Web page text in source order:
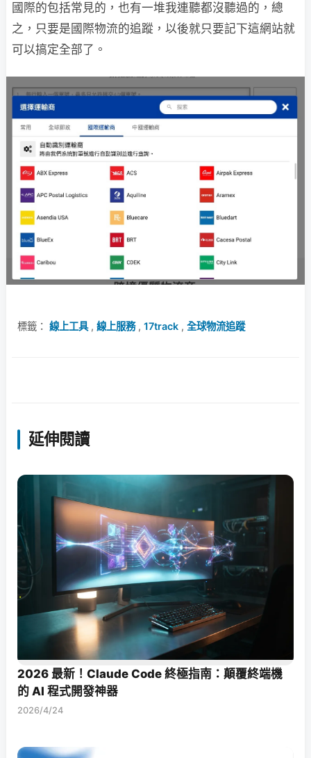
國際的包括常見的，也有一堆我連聽都沒聽過的，總
之，只要是國際物流的追蹤，以後就只要記下這網站就
可以搞定全部了。
標籤： 線上工具, 線上服務, 17track , 全球物流追蹤
延伸閱讀
2026 最新！Claude Code 終極指南：顛覆終端機
的 AI 程式開發神器
2026/4/24